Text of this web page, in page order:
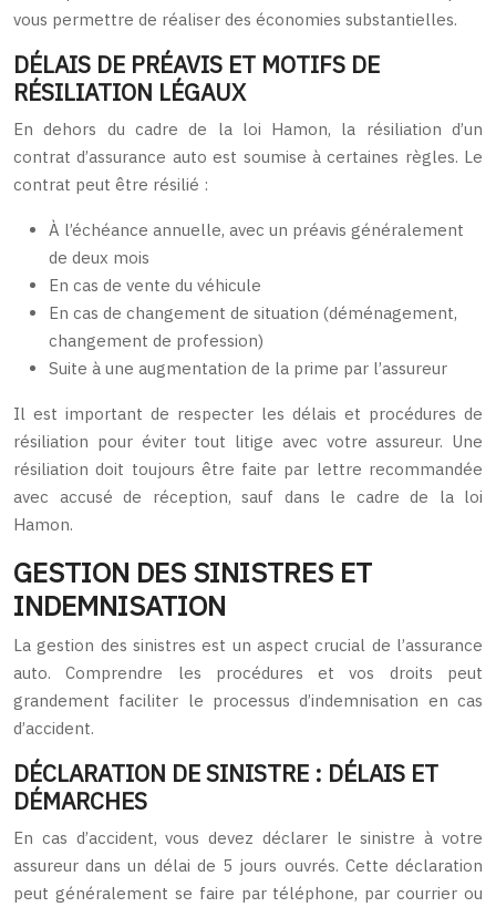
vous permettre de réaliser des économies substantielles.
DÉLAIS DE PRÉAVIS ET MOTIFS DE
RÉSILIATION LÉGAUX
En dehors du cadre de la loi Hamon, la résiliation d’un
contrat d’assurance auto est soumise à certaines règles. Le
contrat peut être résilié :
À l’échéance annuelle, avec un préavis généralement
de deux mois
En cas de vente du véhicule
En cas de changement de situation (déménagement,
changement de profession)
Suite à une augmentation de la prime par l’assureur
Il est important de respecter les délais et procédures de
résiliation pour éviter tout litige avec votre assureur. Une
résiliation doit toujours être faite par lettre recommandée
avec accusé de réception, sauf dans le cadre de la loi
Hamon.
GESTION DES SINISTRES ET
INDEMNISATION
La gestion des sinistres est un aspect crucial de l’assurance
auto. Comprendre les procédures et vos droits peut
grandement faciliter le processus d’indemnisation en cas
d’accident.
DÉCLARATION DE SINISTRE : DÉLAIS ET
DÉMARCHES
En cas d’accident, vous devez déclarer le sinistre à votre
assureur dans un délai de 5 jours ouvrés. Cette déclaration
peut généralement se faire par téléphone, par courrier ou